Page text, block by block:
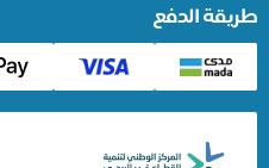
طريقة الدفع